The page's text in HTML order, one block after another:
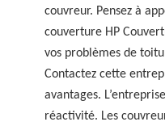
couvreur. Pensez à
couverture HP
vos problèmes de
Contactez cette
avantages.
réactivité. Les